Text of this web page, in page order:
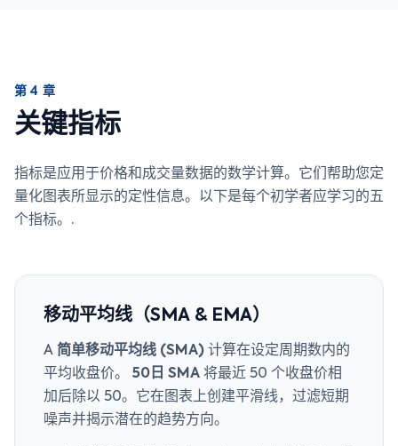
第 4 章
关键指标
指标是应用于价格和成交量数据的数学计算。它们帮助您定
量化图表所显示的定性信息。以下是每个初学者应学习的五
个指标。.
移动平均线（SMA & EMA）
A 简单移动平均线 (SMA) 计算在设定周期数内的
平均收盘价。 50日 SMA 将最近 50 个收盘价相
加后除以 50。它在图表上创建平滑线，过滤短期
噪声并揭示潜在的趋势方向。